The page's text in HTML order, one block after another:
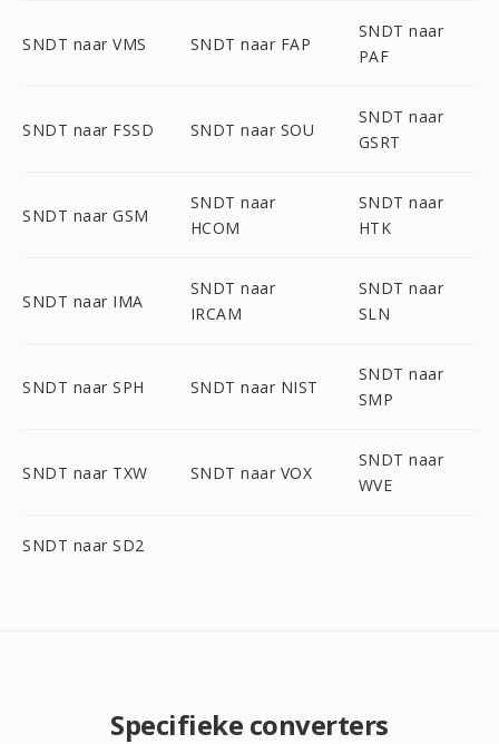
SNDT naar VMS SNDT naar FAP
SNDT naar
PAF
SNDT naar FSSD SNDT naar SOU
SNDT naar
GSRT
SNDT naar GSM
SNDT naar
HCOM
SNDT naar
HTK
SNDT naar IMA
SNDT naar
IRCAM
SNDT naar
SLN
SNDT naar SPH SNDT naar NIST
SNDT naar
SMP
SNDT naar TXW SNDT naar VOX
SNDT naar
WVE
SNDT naar SD2
Specifieke converters